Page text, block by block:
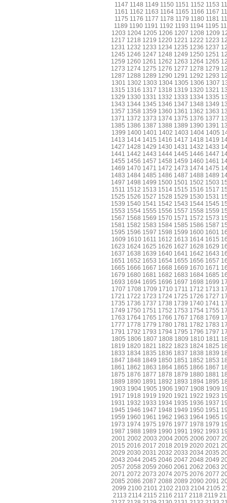
1147 1148 1149 1150 1151 1152 1153
1161 1162 1163 1164 1165 1166 1167
1175 1176 1177 1178 1179 1180 1181
1189 1190 1191 1192 1193 1194 1195
1203 1204 1205 1206 1207 1208 1209
1217 1218 1219 1220 1221 1222 1223
1231 1232 1233 1234 1235 1236 1237
1245 1246 1247 1248 1249 1250 1251
1259 1260 1261 1262 1263 1264 1265
1273 1274 1275 1276 1277 1278 1279
1287 1288 1289 1290 1291 1292 1293
1301 1302 1303 1304 1305 1306 1307
1315 1316 1317 1318 1319 1320 1321
1329 1330 1331 1332 1333 1334 1335
1343 1344 1345 1346 1347 1348 1349
1357 1358 1359 1360 1361 1362 1363
1371 1372 1373 1374 1375 1376 1377
1385 1386 1387 1388 1389 1390 1391
1399 1400 1401 1402 1403 1404 1405
1413 1414 1415 1416 1417 1418 1419
1427 1428 1429 1430 1431 1432 1433
1441 1442 1443 1444 1445 1446 1447
1455 1456 1457 1458 1459 1460 1461
1469 1470 1471 1472 1473 1474 1475
1483 1484 1485 1486 1487 1488 1489
1497 1498 1499 1500 1501 1502 1503
1511 1512 1513 1514 1515 1516 1517
1525 1526 1527 1528 1529 1530 1531
1539 1540 1541 1542 1543 1544 1545
1553 1554 1555 1556 1557 1558 1559
1567 1568 1569 1570 1571 1572 1573
1581 1582 1583 1584 1585 1586 1587
1595 1596 1597 1598 1599 1600 1601
1609 1610 1611 1612 1613 1614 1615
1623 1624 1625 1626 1627 1628 1629
1637 1638 1639 1640 1641 1642 1643
1651 1652 1653 1654 1655 1656 1657
1665 1666 1667 1668 1669 1670 1671
1679 1680 1681 1682 1683 1684 1685
1693 1694 1695 1696 1697 1698 1699
1707 1708 1709 1710 1711 1712 1713
1721 1722 1723 1724 1725 1726 1727
1735 1736 1737 1738 1739 1740 1741
1749 1750 1751 1752 1753 1754 1755
1763 1764 1765 1766 1767 1768 1769
1777 1778 1779 1780 1781 1782 1783
1791 1792 1793 1794 1795 1796 1797
1805 1806 1807 1808 1809 1810 1811
1819 1820 1821 1822 1823 1824 1825
1833 1834 1835 1836 1837 1838 1839
1847 1848 1849 1850 1851 1852 1853
1861 1862 1863 1864 1865 1866 1867
1875 1876 1877 1878 1879 1880 1881
1889 1890 1891 1892 1893 1894 1895
1903 1904 1905 1906 1907 1908 1909
1917 1918 1919 1920 1921 1922 1923
1931 1932 1933 1934 1935 1936 1937
1945 1946 1947 1948 1949 1950 1951
1959 1960 1961 1962 1963 1964 1965
1973 1974 1975 1976 1977 1978 1979
1987 1988 1989 1990 1991 1992 1993
2001 2002 2003 2004 2005 2006 2007
2015 2016 2017 2018 2019 2020 2021
2029 2030 2031 2032 2033 2034 2035
2043 2044 2045 2046 2047 2048 2049
2057 2058 2059 2060 2061 2062 2063
2071 2072 2073 2074 2075 2076 2077
2085 2086 2087 2088 2089 2090 2091
2099 2100 2101 2102 2103 2104 2105
2113 2114 2115 2116 2117 2118 2119